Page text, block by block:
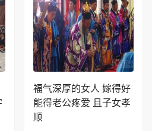
福气深厚的女人 嫁得好
能得老公疼爱 且子女孝
顺